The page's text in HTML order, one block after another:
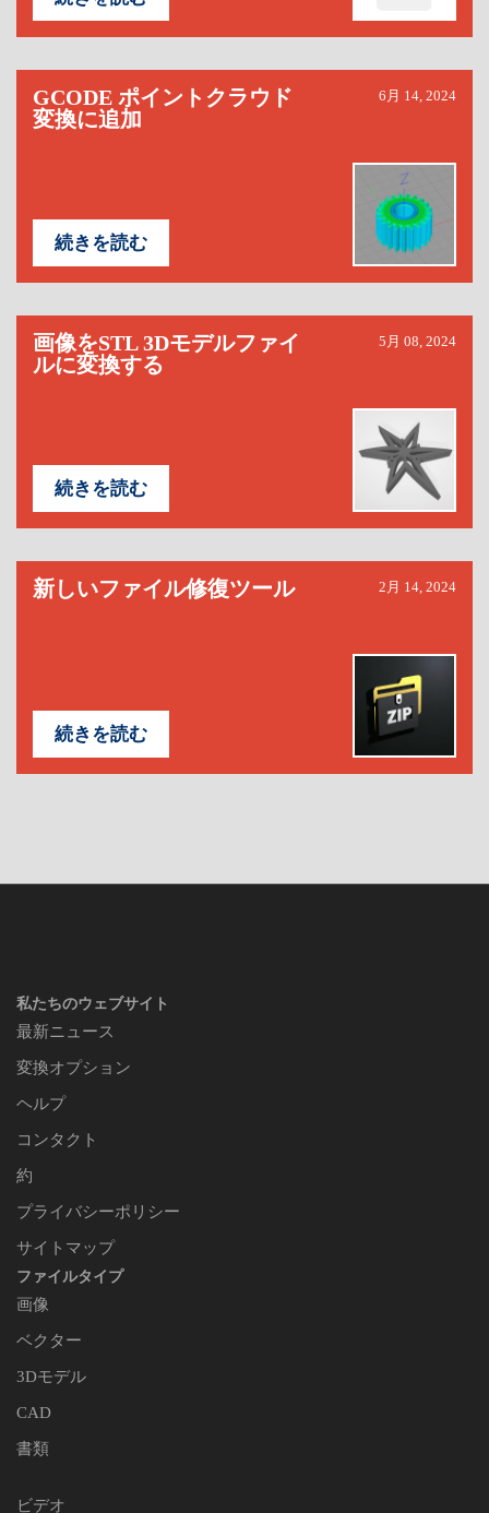
GCODE ポイントクラウド
変換に追加
6月 14, 2024
続きを読む
画像をSTL 3Dモデルファイ
ルに変換する
5月 08, 2024
続きを読む
新しいファイル修復ツール 2月 14, 2024
続きを読む
私たちのウェブサイト
最新ニュース
変換オプション
ヘルプ
コンタクト
約
プライバシーポリシー
サイトマップ
ファイルタイプ
画像
ベクター
3Dモデル
CAD
書類
ビデオ